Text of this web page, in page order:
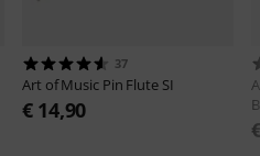
37
Art of Music Pin Flute SI
€ 14,90